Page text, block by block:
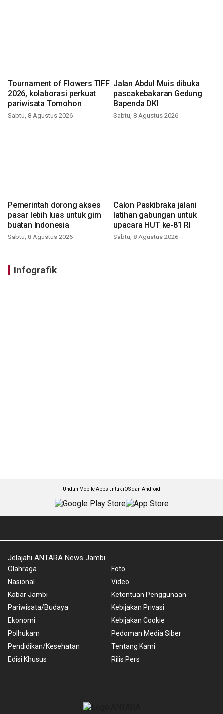
Tournament of Flowers TIFF
2026, kolaborasi perkuat
pariwisata Tomohon
Sabtu, 8 Agustus 2026
Jalan Abdul Muis dibuka
pascakebakaran Gedung
Bapenda DKI
Sabtu, 8 Agustus 2026
Pemerintah dorong akses
pasar lebih luas untuk gim
buatan Indonesia
Sabtu, 8 Agustus 2026
Calon Paskibraka jalani
latihan gabungan untuk
upacara HUT ke-81 RI
Sabtu, 8 Agustus 2026
Infografik
Unduh Mobile Apps untuk iOS dan Android
Jelajahi ANTARA News Jambi
Olahraga
Nasional
Kabar Jambi
Pariwisata/Budaya
Ekonomi
Polhukam
Pendidikan/Kesehatan
Edisi Khusus
Foto
Video
Ketentuan Penggunaan
Kebijakan Privasi
Kebijakan Cookie
Pedoman Media Siber
Tentang Kami
Rilis Pers